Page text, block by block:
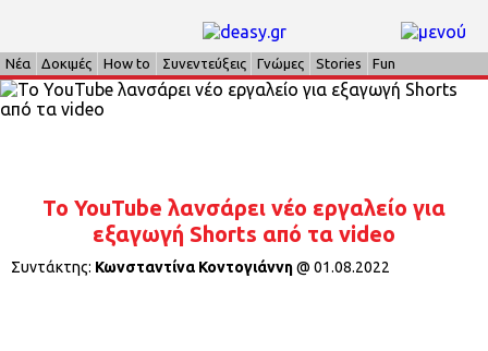
Νέα Δοκιμές How to Συνεντεύξεις Γνώμες Stories Fun
Το YouTube λανσάρει νέο εργαλείο για
εξαγωγή Shorts από τα video
Συντάκτης: Κωνσταντίνα Κοντογιάννη@ 01.08.2022